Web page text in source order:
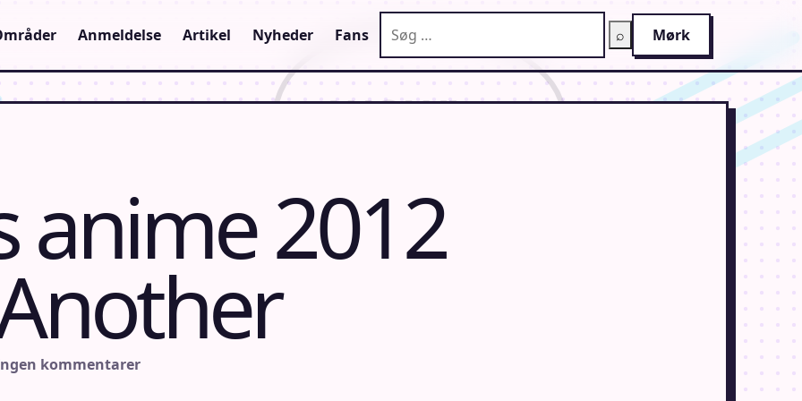
Anmeldelse Artikel Nyheder Fans ⌕ Mørk
anime 2012
kommentarer